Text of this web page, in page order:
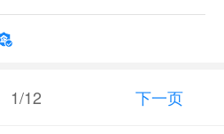
1/12 下一页